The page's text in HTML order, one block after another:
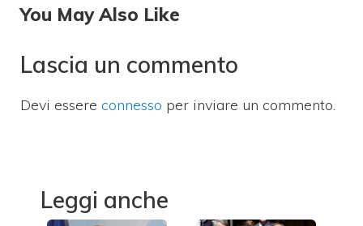
You May Also Like
Lascia un commento
Devi essere connesso per inviare un commento.
Leggi anche